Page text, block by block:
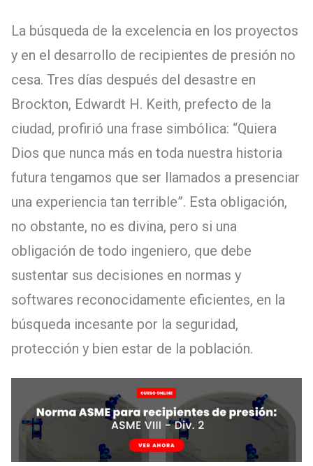
La búsqueda de la excelencia en los proyectos
y en el desarrollo de recipientes de presión no
cesa. Tres días después del desastre en
Brockton, Edwardt H. Keith, prefecto de la
ciudad, profirió una frase simbólica: “Quiera
Dios que nunca más en toda nuestra historia
futura tengamos que ser llamados a presenciar
una experiencia tan terrible”. Esta obligación,
no obstante, no es divina, pero si una
obligación de todo ingeniero, que debe
sustentar sus decisiones en normas y
softwares reconocidamente eficientes, en la
búsqueda incesante por la seguridad,
protección y bien estar de la población.